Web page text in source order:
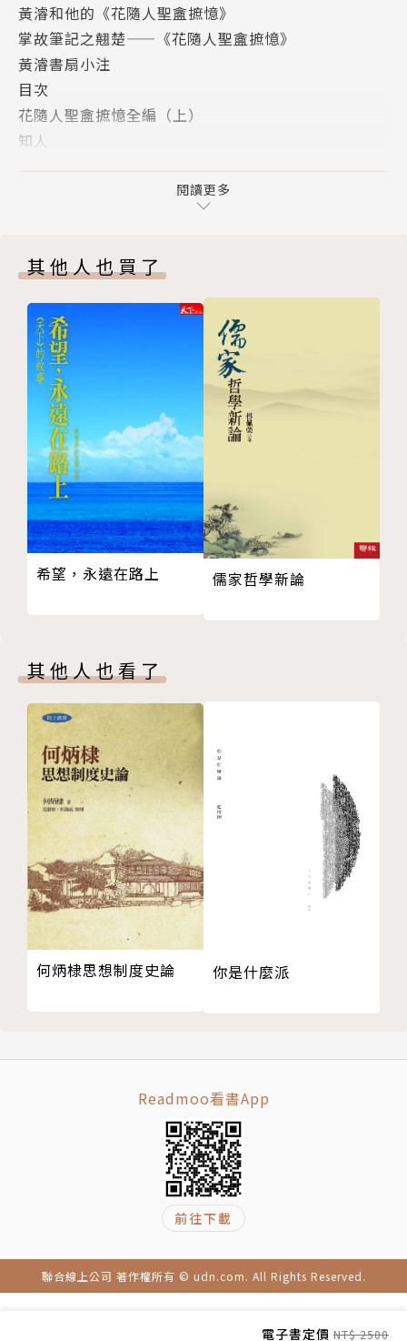
電子書定價 NT$ 2500
▍名家推薦
陳寅恪〈丁亥春日閱花隨人聖庵筆記深賞其遊暘臺山看
杏花詩因題一律〉：
當年聞禍費疑猜，今日開編惜此才。世亂佳人還作賊，
劫終殘帙幸餘灰。
荒山久絕前遊盛，斷句猶牽後死哀。見說暘台花又發，
秋岳坐漢奸罪死，世人皆曰可殺。然今日取其書觀之，
錢鍾書〈題新刊聆風簃詩集〉：
良家十郡鬼猶雄，頸血難償竟試鋒。失足真遺千古恨，
低頭應悔九原逢。
能高踪跡常嫌近，性毒文章不掩工。細與論詩一樽酒，
荒阡何處酹無從。
高陽：
黃秋岳除詩以外，亦寫得一手極好的散文，義理辭章，
兩俱司稱。在行政院供職時，為中央時事周報撰寫隨
筆，定名「花隨人聖盦摭憶」，舉凡人物、掌故、藝
文、名勝、風土等等，無所不談。此書為民國歷史筆記
之首。
彷彿一身附滿古人鬼魂，甚至步上鬼火熒熒的歧路，興
許也是前世跟魔鬼簽下的一宗交易。
作者/編者簡介
作者：黃濬
1891-1937，字哲維，號秋岳，室名「花隨人聖
庵」。與梁鴻志均為陳衍（石遺）的得意弟子，「才氣
橫溢，詩工尤深」，知名當世，早歲即有結集《聆風簃
詩》。曾在北洋政府時期任秘書、僉事、參事及國務院
參議；北洋軍閥覆滅後，他隱居京華，一度出任《京
日，以漢奸罪被蔣介石判處死刑，執行槍決。
著名歷史小說家，筆名高陽，出身於浙江錢塘望族。一
生著作有九十餘部，並以《李娃》、《慈禧全傳》、
《胡雪巖》、《乾隆韻事》等著作確定了當代首席歷史
小說家的地位。其作品暢銷幾十年迄今，讀者遍布華人
世界，故有「有井水處有金庸，有村鎮處有高陽」之
說。
黃濬和他的《花隨人聖盦摭憶》
掌故筆記之翹楚——《花隨人聖盦摭憶》
黃濬書扇小注
目次
花隨人聖盦摭憶全編（上）
知人
吳可讀
吳可讀訣兒書
胡林翼軼事
胡林翼之器識與抱負
沈葆楨夫人刺血書乞援軍守廣信事
沈瑜慶寶井堂記
林紓所撰寶井堂記并圖
沈葆楨
謝枚如記孫衣言沈葆楨芥蒂事
曾國藩當年處境之難
曾國藩之治道合於漢之曹參
曾國藩之剛與柔
曾國藩沈葆楨交惡事
曾國藩與天津教案
曾國藩之政治及外交識見
曾國藩論尊賢容眾
曾文正致弟忠襄書
曾國藩納妾事
曾國藩與汪士鐸
汪士鐸
郭嵩燾談洋務
外交能手郭嵩燾
郭嵩燾致沈葆楨函四通
郭嵩燾論財稅函
郭嵩燾與英法聯軍之役
曾國藩評郭氏兄弟
郭意城簽正瞑菴雜識所記左宗棠史事之誤
彭玉麟遺事
張之洞與張佩綸
閱讀更多
其他人也買了
希望，永遠在路上 儒家哲學新論
其他人也看了
何炳棣思想制度史論 你是什麼派
Readmoo看書App
前往下載
聯合線上公司 著作權所有 © udn.com. All Rights Reserved.